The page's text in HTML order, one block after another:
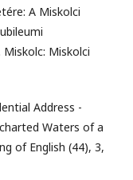
A Miskolci
Miskolci
Address -
Waters of a
of English (44), 3,